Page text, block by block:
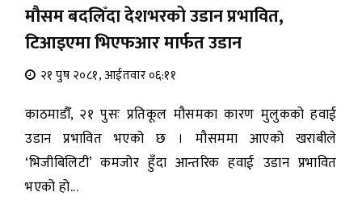
मौसम बदलिँदा देशभरको उडान प्रभावित,
टिआइएमा भिएफआर मार्फत उडान
२१ पुष २०८१, आईतवार ०६:११
काठमाडौँ, २१ पुसः प्रतिकूल मौसमका कारण मुलुकको हवाई
उडान प्रभावित भएको छ । मौसममा आएको खराबीले
‘भिजीबिलिटी’ कमजोर हुँदा आन्तरिक हवाई उडान प्रभावित
भएको हो...